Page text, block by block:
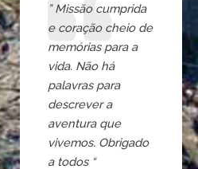
.
5
o
u
t
o
f
5
” Missão cumprida
e coração cheio de
memórias para a
vida. Não há
palavras para
descrever a
aventura que
vivemos. Obrigado
a todos “